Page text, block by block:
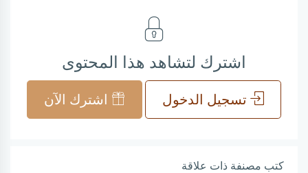
اشترك لتشاهد هذا المحتوى
تسجيل الدخول اشترك الآن
كتب مصنفة ذات علاقة